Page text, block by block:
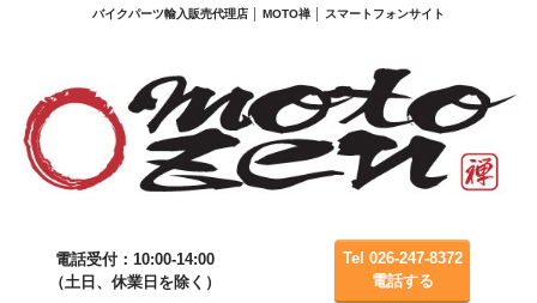
バイクパーツ輸入販売代理店 │ MOTO禅 │ スマートフォンサイト
電話受付：10:00-14:00
（土日、休業日を除く）
Tel 026-247-8372
電話する